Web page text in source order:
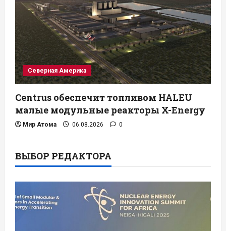
Северная Америка
Centrus обеспечит топливом HALEU
малые модульные реакторы X-Energy
Мир Атома 06.08.2026 0
ВЫБОР РЕДАКТОРА